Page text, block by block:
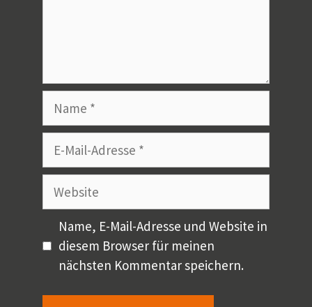
Name
Adresse
Website
Name, E-Mail-Adresse und Website in
diesem Browser für meinen
nächsten Kommentar speichern.